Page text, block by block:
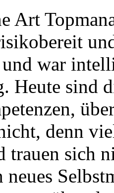
Art
war
Heute sind
denn
trauen sich